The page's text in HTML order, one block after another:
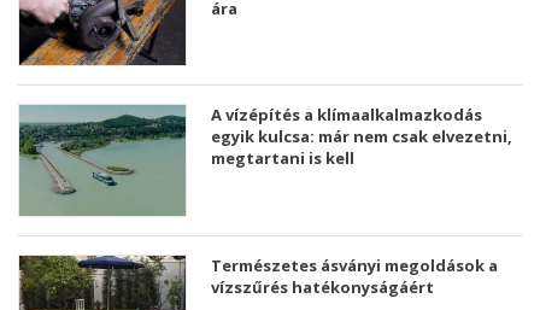
ára
A vízépítés a klímaalkalmazkodás
egyik kulcsa: már nem csak elvezetni,
megtartani is kell
Természetes ásványi megoldások a
vízszűrés hatékonyságáért